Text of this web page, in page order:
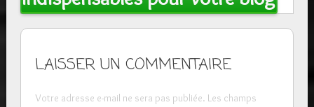
LAISSER UN COMMENTAIRE
Votre adresse e-mail ne sera pas publiée. Les champs